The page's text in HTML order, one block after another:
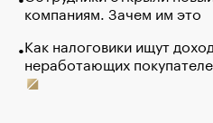
компаниям. Зачем им это
Как налоговики ищут
неработающих